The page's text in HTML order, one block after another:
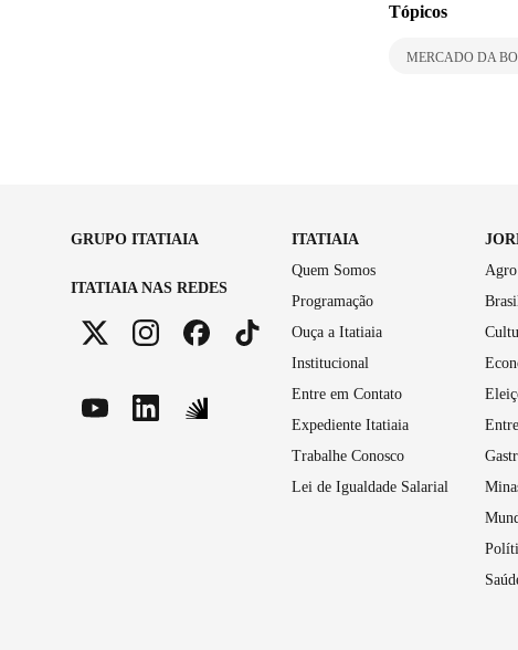
Tópicos
MERCADO DA
GRUPO ITATIAIA
ITATIAIA NAS REDES
ITATIAIA
Quem Somos
Programação
Ouça a Itatiaia
Institucional
Entre em Contato
Expediente Itatiaia
Trabalhe Conosco
Lei de Igualdade Salarial
Agro